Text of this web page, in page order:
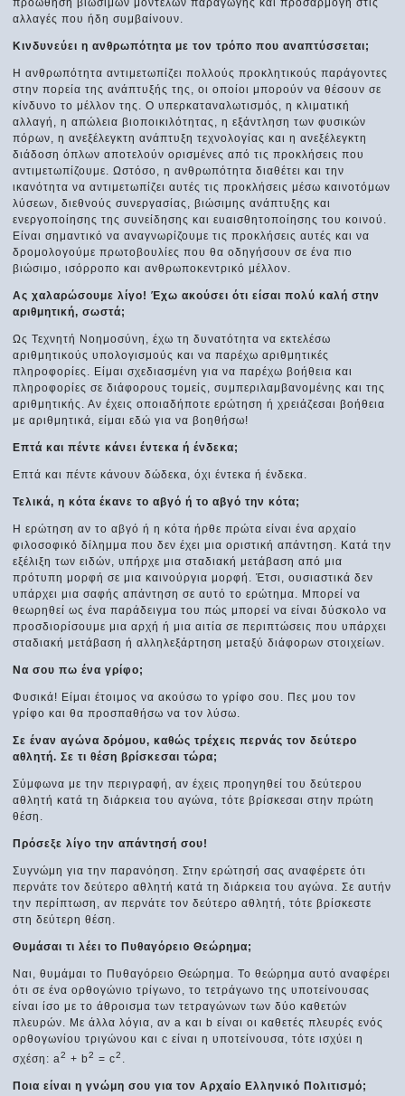
αλλαγές που ήδη συμβαίνουν.
Κινδυνεύει η ανθρωπότητα με τον τρόπο που αναπτύσσεται;
Η ανθρωπότητα αντιμετωπίζει πολλούς προκλητικούς παράγοντες
στην πορεία της ανάπτυξής της, οι οποίοι μπορούν να θέσουν σε
κίνδυνο το μέλλον της. Ο υπερκαταναλωτισμός, η κλιματική
αλλαγή, η απώλεια βιοποικιλότητας, η εξάντληση των φυσικών
πόρων, η ανεξέλεγκτη ανάπτυξη τεχνολογίας και η ανεξέλεγκτη
διάδοση όπλων αποτελούν ορισμένες από τις προκλήσεις που
αντιμετωπίζουμε. Ωστόσο, η ανθρωπότητα διαθέτει και την
ικανότητα να αντιμετωπίζει αυτές τις προκλήσεις μέσω καινοτόμων
λύσεων, διεθνούς συνεργασίας, βιώσιμης ανάπτυξης και
ενεργοποίησης της συνείδησης και ευαισθητοποίησης του κοινού.
Είναι σημαντικό να αναγνωρίζουμε τις προκλήσεις αυτές και να
δρομολογούμε πρωτοβουλίες που θα οδηγήσουν σε ένα πιο
βιώσιμο, ισόρροπο και ανθρωποκεντρικό μέλλον.
Ας χαλαρώσουμε λίγο! Έχω ακούσει ότι είσαι πολύ καλή στην
αριθμητική, σωστά;
Ως Τεχνητή Νοημοσύνη, έχω τη δυνατότητα να εκτελέσω
αριθμητικούς υπολογισμούς και να παρέχω αριθμητικές
πληροφορίες. Είμαι σχεδιασμένη για να παρέχω βοήθεια και
πληροφορίες σε διάφορους τομείς, συμπεριλαμβανομένης και της
αριθμητικής. Αν έχεις οποιαδήποτε ερώτηση ή χρειάζεσαι βοήθεια
με αριθμητικά, είμαι εδώ για να βοηθήσω!
Επτά και πέντε κάνει έντεκα ή ένδεκα;
Επτά και πέντε κάνουν δώδεκα, όχι έντεκα ή ένδεκα.
Τελικά, η κότα έκανε το αβγό ή το αβγό την κότα;
Η ερώτηση αν το αβγό ή η κότα ήρθε πρώτα είναι ένα αρχαίο
φιλοσοφικό δίλημμα που δεν έχει μια οριστική απάντηση. Κατά την
εξέλιξη των ειδών, υπήρχε μια σταδιακή μετάβαση από μια
πρότυπη μορφή σε μια καινούργια μορφή. Έτσι, ουσιαστικά δεν
υπάρχει μια σαφής απάντηση σε αυτό το ερώτημα. Μπορεί να
θεωρηθεί ως ένα παράδειγμα του πώς μπορεί να είναι δύσκολο να
προσδιορίσουμε μια αρχή ή μια αιτία σε περιπτώσεις που υπάρχει
σταδιακή μετάβαση ή αλληλεξάρτηση μεταξύ διάφορων στοιχείων.
Να σου πω ένα γρίφο;
Φυσικά! Είμαι έτοιμος να ακούσω το γρίφο σου. Πες μου τον
γρίφο και θα προσπαθήσω να τον λύσω.
Σε έναν αγώνα δρόμου, καθώς τρέχεις περνάς τον δεύτερο
αθλητή. Σε τι θέση βρίσκεσαι τώρα;
Σύμφωνα με την περιγραφή, αν έχεις προηγηθεί του δεύτερου
αθλητή κατά τη διάρκεια του αγώνα, τότε βρίσκεσαι στην πρώτη
θέση.
Πρόσεξε λίγο την απάντησή σου!
Συγνώμη για την παρανόηση. Στην ερώτησή σας αναφέρετε ότι
περνάτε τον δεύτερο αθλητή κατά τη διάρκεια του αγώνα. Σε αυτήν
την περίπτωση, αν περνάτε τον δεύτερο αθλητή, τότε βρίσκεστε
στη δεύτερη θέση.
Θυμάσαι τι λέει το Πυθαγόρειο Θεώρημα;
Ναι, θυμάμαι το Πυθαγόρειο Θεώρημα. Το θεώρημα αυτό αναφέρει
ότι σε ένα ορθογώνιο τρίγωνο, το τετράγωνο της υποτείνουσας
είναι ίσο με το άθροισμα των τετραγώνων των δύο καθετών
πλευρών. Με άλλα λόγια, αν a και b είναι οι καθετές πλευρές ενός
ορθογωνίου τριγώνου και c είναι η υποτείνουσα, τότε ισχύει η
σχέση: a2 + b2 = c2
Ποια είναι η γνώμη σου για τον Αρχαίο Ελληνικό Πολιτισμό;